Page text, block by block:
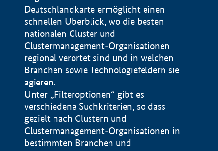
Deutschlandkarte ermöglicht einen
schnellen Überblick, wo die besten
nationalen Cluster und
Clustermanagement-Organisationen
regional verortet sind und in welchen
Branchen sowie Technologiefeldern sie
agieren.
Unter „Filteroptionen“ gibt es
verschiedene Suchkriterien, so dass
gezielt nach Clustern und
Clustermanagement-Organisationen in
bestimmten Branchen und
Impressum
Datenschutzerklärung
BMWE, 2026 ©
100 km © Geobasis-DE / BKG 2015